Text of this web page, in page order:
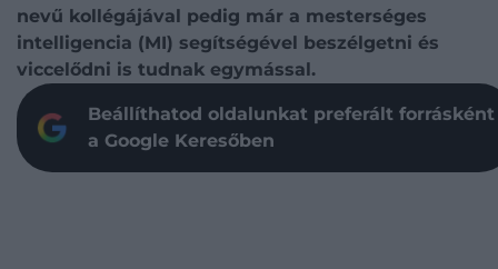
nevű kollégájával pedig már a mesterséges
intelligencia (MI) segítségével beszélgetni és
viccelődni is tudnak egymással.
Beállíthatod oldalunkat preferált forrásként
a Google Keresőben